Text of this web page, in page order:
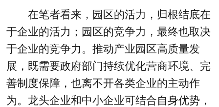
在笔者看来，园区的活力，归根结底在
于企业的活力；园区的竞争力，最终也取决
于企业的竞争力。推动产业园区高质量发
展，既需要政府部门持续优化营商环境、完
善制度保障，也离不开各类企业的主动作
为。龙头企业和中小企业可结合自身优势，